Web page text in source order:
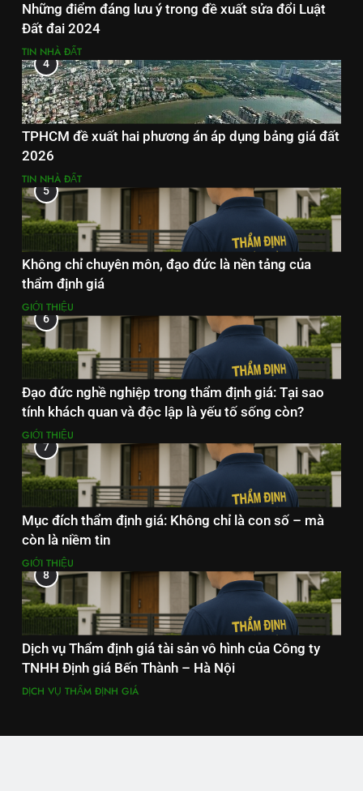
Những điểm đáng lưu ý trong đề xuất sửa đổi Luật
Đất đai 2024
TIN NHÀ ĐẤT
4
TPHCM đề xuất hai phương án áp dụng bảng giá đất
2026
TIN NHÀ ĐẤT
5
Không chỉ chuyên môn, đạo đức là nền tảng của
thẩm định giá
GIỚI THIỆU
6
Đạo đức nghề nghiệp trong thẩm định giá: Tại sao
tính khách quan và độc lập là yếu tố sống còn?
GIỚI THIỆU
7
Mục đích thẩm định giá: Không chỉ là con số – mà
còn là niềm tin
GIỚI THIỆU
8
Dịch vụ Thẩm định giá tài sản vô hình của Công ty
TNHH Định giá Bến Thành – Hà Nội
DỊCH VỤ THẨM ĐỊNH GIÁ